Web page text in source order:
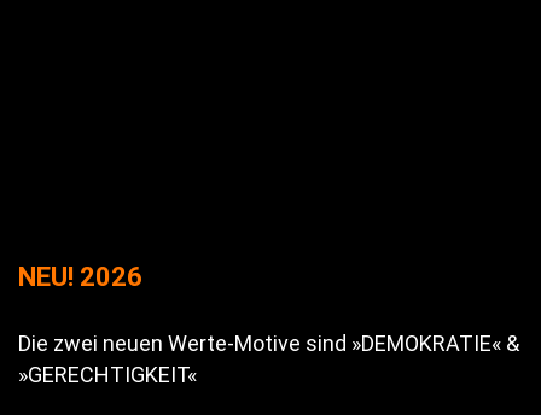
NEU! 2026
Die zwei neuen Werte-Motive sind »DEMOKRATIE« &
»GERECHTIGKEIT«